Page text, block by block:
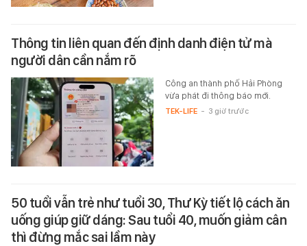
Thông tin liên quan đến định danh điện tử mà
người dân cần nắm rõ
Công an thành phố Hải Phòng
vừa phát đi thông báo mới.
TEK-LIFE - 3 giờ trước
50 tuổi vẫn trẻ như tuổi 30, Thư Kỳ tiết lộ cách ăn
uống giúp giữ dáng: Sau tuổi 40, muốn giảm cân
thì đừng mắc sai lầm này